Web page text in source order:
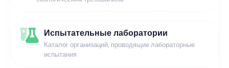
Испытательные лаборатории
Каталог организаций, проводящие лабораторные
испытания